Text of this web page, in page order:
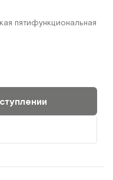
пятифункциональная